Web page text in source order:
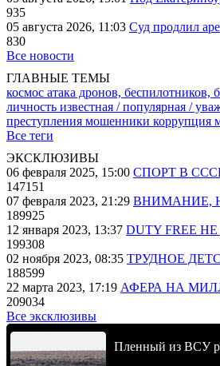
935
05 августа 2026, 11:03 Суд продлил
830
Все новости
ГЛАВНЫЕ ТЕМЫ
космос атака дронов, беспилотников,
личность известная / популярная /
преступления мошенники коррупция
Все теги
ЭКСКЛЮЗИВЫ
06 февраля 2025, 15:00 СПОРТ В
147151
07 февраля 2023, 21:29 ВНИМАНИЕ,
189925
12 января 2023, 13:37 DUTY FREE
199308
02 ноября 2023, 08:35 ТРУДНОЕ
188599
22 марта 2023, 17:19 АФЕРА НА
209034
Все эксклюзивы
Пленный из ВСУ